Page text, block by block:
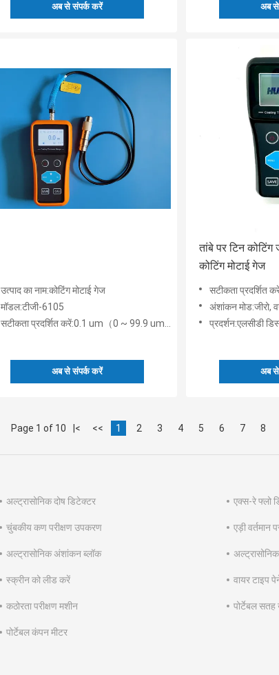
अब से संपर्क करें अब
उत्पाद का नाम:कोटिंग मोटाई गेज
मॉडल:टीजी-6105
सटीकता प्रदर्शित करें:0.1 um（0 ~ 99.9 um），1um（100 ~ 10000 um），0.1g/㎡（मॉडल TG-6105P
अब से संपर्क करें
तांबे पर टिन कोटिंग
कोटिंग मोटाई गेज
सटीकता प्रदर्शित करें:0.1 um ((0 ~ 99.9
अंशांकन मोड:जीरो, वन-
प्रदर्शन:एलसीडी
अब
Page 1 of 10 |< << 1 2 3 4 5 6 7 8
अल्ट्रासोनिक दोष डिटेक्टर एक्स-रे फ्लो
चुंबकीय कण परीक्षण उपकरण एड़ी वर्तमान
अल्ट्रासोनिक अंशांकन ब्लॉक
स्क्रीन को लीड करें वायर टाइप
कठोरता परीक्षण मशीन पोर्टेबल सतह
पोर्टेबल कंपन मीटर